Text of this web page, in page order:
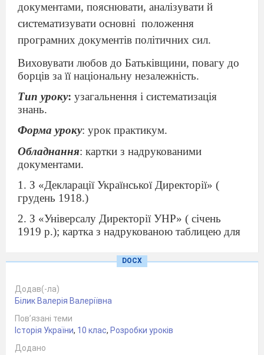
документами, пояснювати, аналізувати й
систематизувати основні положення
програмних документів політичних сил.
Виховувати любов до Батьківщини, повагу до
борців за її національну незалежність.
Тип уроку: узагальнення і систематизація
знань.
Форма уроку: урок практикум.
Обладнання: картки з надрукованими
документами.
1. З «Декларації Української Директорії» (
грудень 1918.)
2. З «Універсалу Директорії УНР» ( січень
1919 р.); картка з надрукованою таблицею для
Метод проведення : лабораторно-практична
1. Актуалізація опорних знань.
- Над якою темою ми працювали? Який період
DOCX
Додав(-ла)
Білик Валерія Валеріївна
Пов’язані теми
Історія України, 10 клас, Розробки уроків
Додано